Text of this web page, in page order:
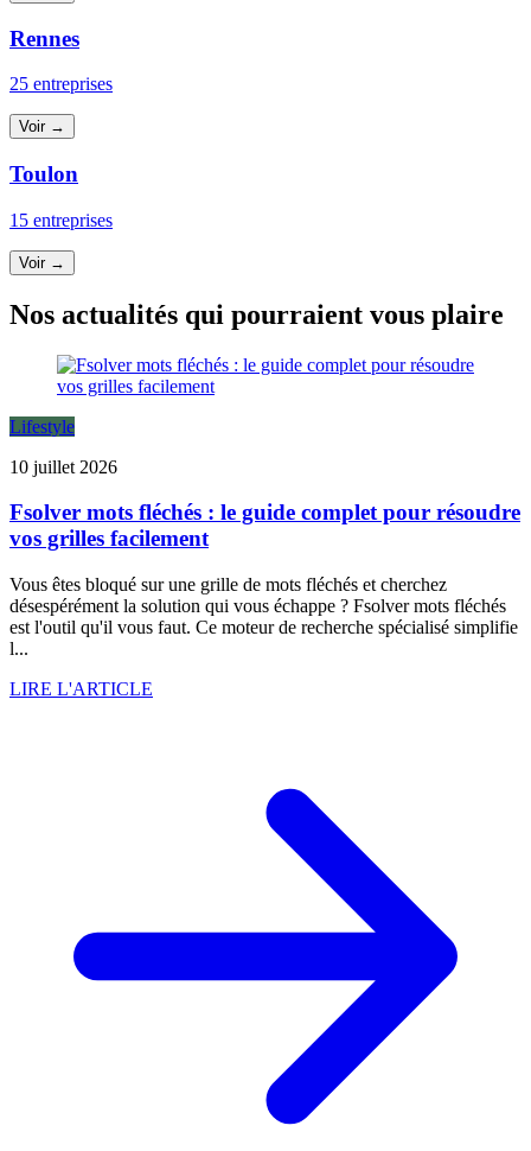
Rennes
25 entreprises
Voir →
Toulon
15 entreprises
Voir →
Nos actualités qui pourraient vous plaire
Lifestyle
10 juillet 2026
Fsolver mots fléchés : le guide complet pour résoudre
vos grilles facilement
Vous êtes bloqué sur une grille de mots fléchés et cherchez
désespérément la solution qui vous échappe ? Fsolver mots fléchés
est l'outil qu'il vous faut. Ce moteur de recherche spécialisé simplifie
l...
LIRE L'ARTICLE